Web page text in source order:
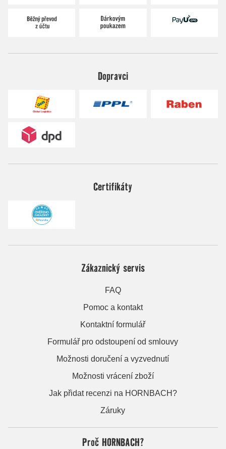
Dopravci
Certifikáty
Zákaznický servis
FAQ
Pomoc a kontakt
Kontaktní formulář
Formulář pro odstoupení od smlouvy
Možnosti doručení a vyzvednutí
Možnosti vrácení zboží
Jak přidat recenzi na HORNBACH?
Záruky
Proč HORNBACH?